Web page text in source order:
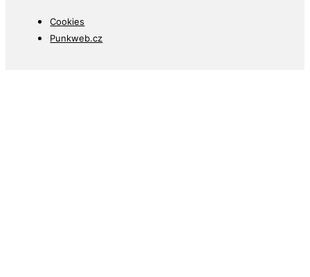
Cookies
Punkweb.cz